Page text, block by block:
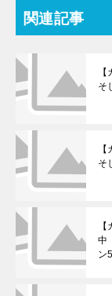
関連記事
そ
そ
中
ン